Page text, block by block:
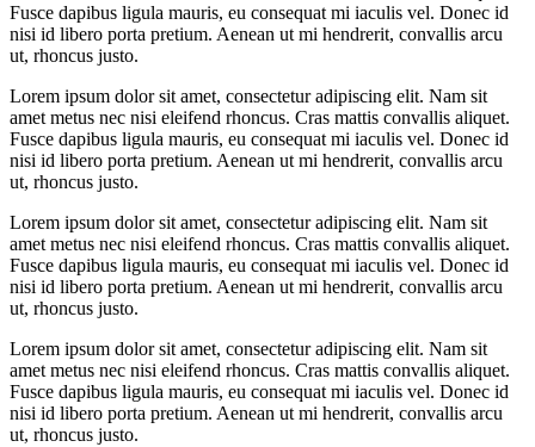
Fusce dapibus ligula mauris, eu consequat mi iaculis vel. Donec id
nisi id libero porta pretium. Aenean ut mi hendrerit, convallis arcu
ut, rhoncus justo.
Lorem ipsum dolor sit amet, consectetur adipiscing elit. Nam sit
amet metus nec nisi eleifend rhoncus. Cras mattis convallis aliquet.
Fusce dapibus ligula mauris, eu consequat mi iaculis vel. Donec id
nisi id libero porta pretium. Aenean ut mi hendrerit, convallis arcu
ut, rhoncus justo.
Lorem ipsum dolor sit amet, consectetur adipiscing elit. Nam sit
amet metus nec nisi eleifend rhoncus. Cras mattis convallis aliquet.
Fusce dapibus ligula mauris, eu consequat mi iaculis vel. Donec id
nisi id libero porta pretium. Aenean ut mi hendrerit, convallis arcu
ut, rhoncus justo.
Lorem ipsum dolor sit amet, consectetur adipiscing elit. Nam sit
amet metus nec nisi eleifend rhoncus. Cras mattis convallis aliquet.
Fusce dapibus ligula mauris, eu consequat mi iaculis vel. Donec id
nisi id libero porta pretium. Aenean ut mi hendrerit, convallis arcu
ut, rhoncus justo.